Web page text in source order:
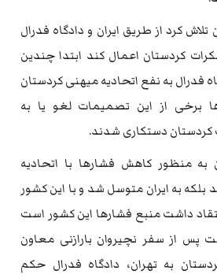
کرد از طریق ایران و دادگاه فدرال
کردستان اعمال کند ابتدا چندین
فدرال به نفع اتحادیه میهنی کردستان
برخی از این تصمیمات لغو یا به
دستکاری شدند.
منظور کاهش فشارها با اتحادیه
بلکه به ایران متوسل شد و با این کشور
داشت منبع فشارها این کشور است
پس از سفر نچیروان بارازنی معاون
به تهران، دادگاه فدرال حکم